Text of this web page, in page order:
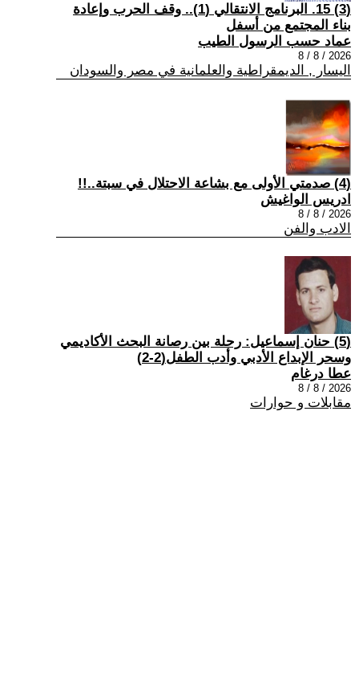
(3) 15. البرنامج الانتقالي (1).. وقف الحرب وإعادة
بناء المجتمع من أسفل
عماد حسب الرسول الطيب
2026 / 8 / 8
اليسار , الديمقراطية والعلمانية في مصر والسودان
(4) صدمتي الأولى مع بشاعة الاحتلال في سبتة..!!
ادريس الواغيش
2026 / 8 / 8
الادب والفن
(5) حنان إسماعيل: رحلة بين رصانة البحث الأكاديمي
وسحر الإبداع الأدبي وأدب الطفل(2-2)
عطا درغام
2026 / 8 / 8
مقابلات و حوارات